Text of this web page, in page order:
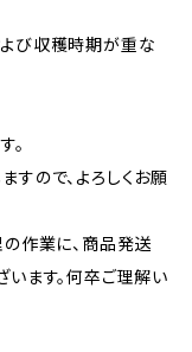
び収穫時期が重な
。
ので、よろしくお願
の作業に、商品発送
ます。何卒ご理解い